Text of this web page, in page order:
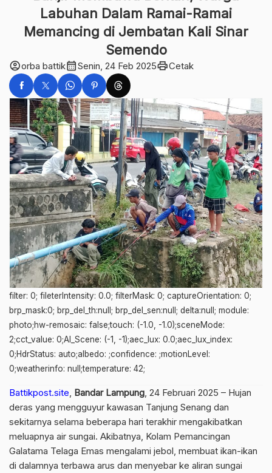
Labuhan Dalam Ramai-Ramai
Memancing di Jembatan Kali Sinar
Semendo
account_circleorba battikcalendar_monthSenin, 24 Feb 2025printCetak
filter: 0; fileterIntensity: 0.0; filterMask: 0; captureOrientation: 0;
brp_mask:0; brp_del_th:null; brp_del_sen:null; delta:null; module:
photo;hw-remosaic: false;touch: (-1.0, -1.0);sceneMode:
2;cct_value: 0;AI_Scene: (-1, -1);aec_lux: 0.0;aec_lux_index:
0;HdrStatus: auto;albedo: ;confidence: ;motionLevel:
0;weatherinfo: null;temperature: 42;
Battikpost.site Bandar Lampung , 24 Februari 2025 – Hujan
deras yang mengguyur kawasan Tanjung Senang dan
sekitarnya selama beberapa hari terakhir mengakibatkan
meluapnya air sungai. Akibatnya, Kolam Pemancingan
Galatama Telaga Emas mengalami jebol, membuat ikan-ikan
di dalamnya terbawa arus dan menyebar ke aliran sungai